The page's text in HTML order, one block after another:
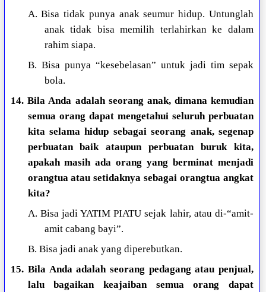
A. Bisa tidak punya anak seumur hidup. Untunglah
anak tidak bisa memilih terlahirkan ke dalam
rahim siapa.
B. Bisa punya “kesebelasan” untuk jadi tim sepak
bola.
14. Bila Anda adalah seorang anak, dimana kemudian
semua orang dapat mengetahui seluruh perbuatan
kita selama hidup sebagai seorang anak, segenap
perbuatan baik ataupun perbuatan buruk kita,
apakah masih ada orang yang berminat menjadi
orangtua atau setidaknya sebagai orangtua angkat
kita?
A. Bisa jadi YATIM PIATU sejak lahir, atau di-“amit-
amit cabang bayi”.
B. Bisa jadi anak yang diperebutkan.
15. Bila Anda adalah seorang pedagang atau penjual,
lalu bagaikan keajaiban semua orang dapat